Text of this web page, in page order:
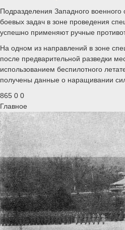
Подразделения Западного военного
боевых задач в зоне проведения
успешно применяют ручные
На одном из направлений в зоне
после предварительной разведки
использованием беспилотного
получены данные о наращивании
865 0 0
Главное